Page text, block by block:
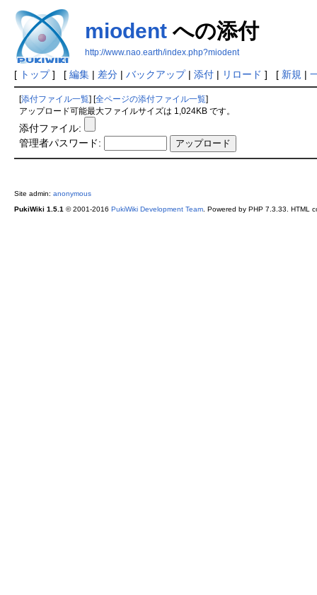
miodentへの添付
http://www.nao.earth/index.php?miodent
[ トップ] [ 編集| 差分| バックアップ| 添付| リロード ] [ 新規 |
添付ファイル一覧 全ページの添付ファイル一覧
アップロード可能最大ファイルサイズは 1,024KB です。
添付ファイル:
管理者パスワード:
Site admin: anonymous
PukiWiki 1.5.1 © 2001-2016 PukiWiki Development Team. Powered by PHP 7.3.33. HTML